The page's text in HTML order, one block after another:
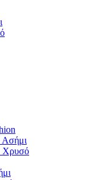
Ασήμι
Χρυσό